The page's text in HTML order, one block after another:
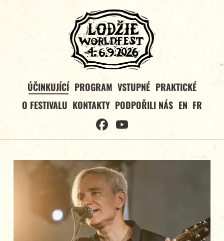
ÚČINKUJÍCÍ PROGRAM VSTUPNÉ PRAKTICKÉ
O FESTIVALU KONTAKTY PODPOŘILI NÁS EN FR